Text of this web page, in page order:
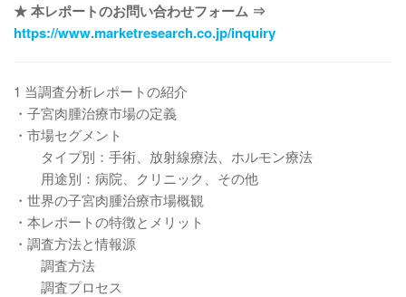
★ 本レポートのお問い合わせフォーム ⇒
https://www.marketresearch.co.jp/inquiry
1 当調査分析レポートの紹介
・子宮肉腫治療市場の定義
・市場セグメント
タイプ別：手術、放射線療法、ホルモン療法
用途別：病院、クリニック、その他
・世界の子宮肉腫治療市場概観
・本レポートの特徴とメリット
・調査方法と情報源
調査方法
調査プロセス